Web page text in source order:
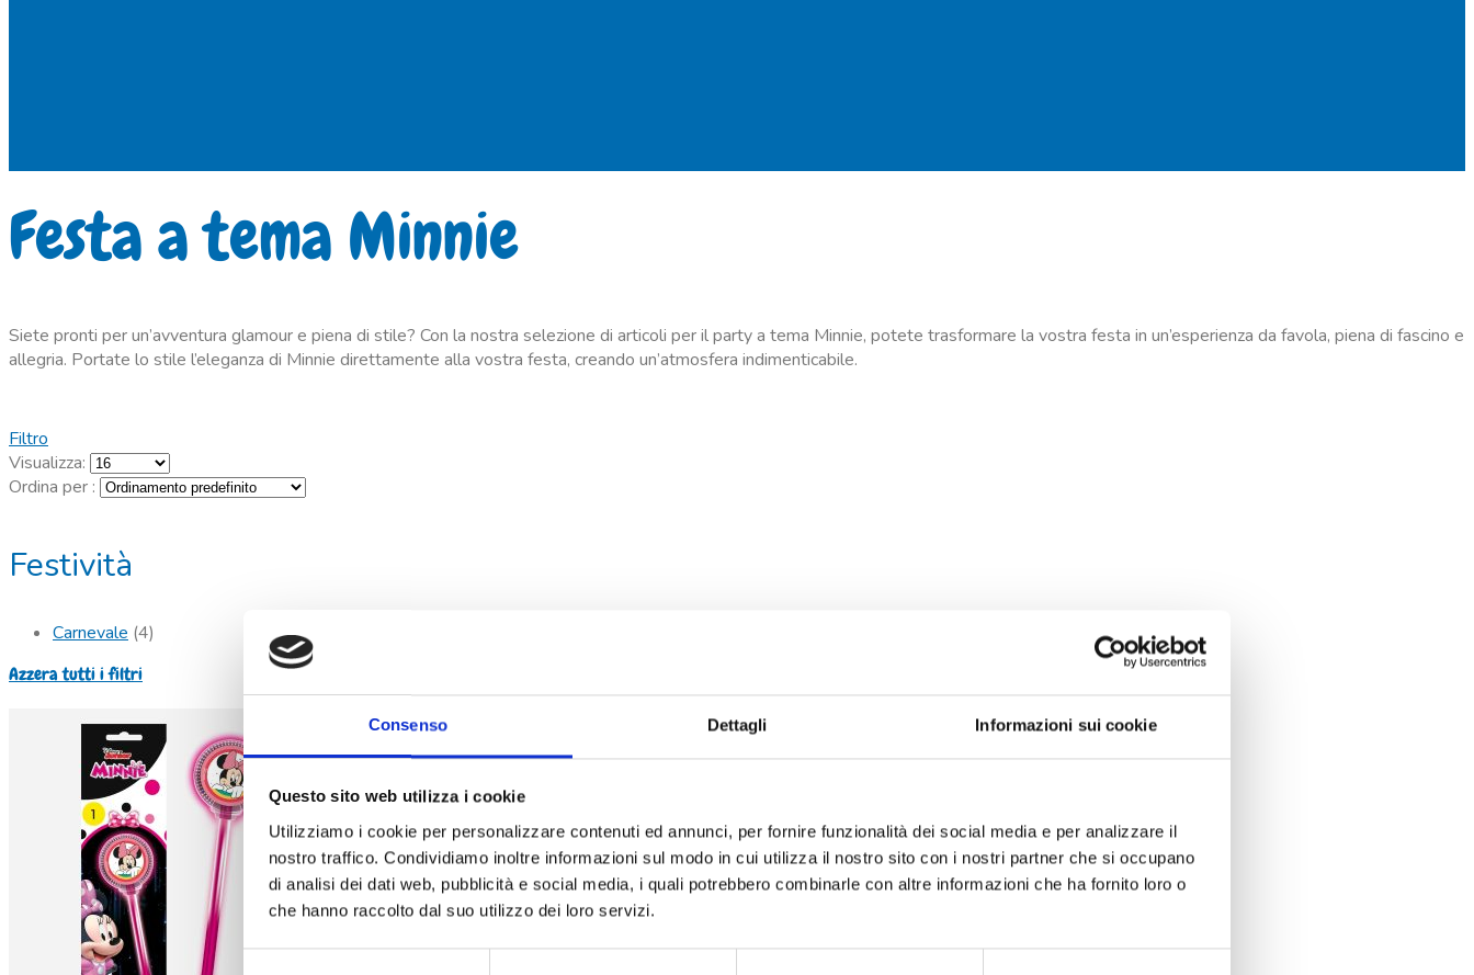
Consenso Dettagli Informazioni sui cookie
Questo sito web utilizza i cookie
Utilizziamo i cookie per personalizzare contenuti ed annunci, per fornire funzionalità dei social media e per analizzare il
nostro traffico. Condividiamo inoltre informazioni sul modo in cui utilizza il nostro sito con i nostri partner che si occupano
di analisi dei dati web, pubblicità e social media, i quali potrebbero combinarle con altre informazioni che ha fornito loro o
che hanno raccolto dal suo utilizzo dei loro servizi.
Festa a tema Minnie
Siete pronti per un’avventura glamour e piena di stile? Con la nostra selezione di articoli per il party a tema Minnie, potete trasformare la vostra festa in un’esperienza da favola, piena di fascino e
allegria. Portate lo stile l’eleganza di Minnie direttamente alla vostra festa, creando un’atmosfera indimenticabile.
Filtro
Visualizza:
Ordina per :
Festività
Carnevale (4)
Azzera tutti i filtri